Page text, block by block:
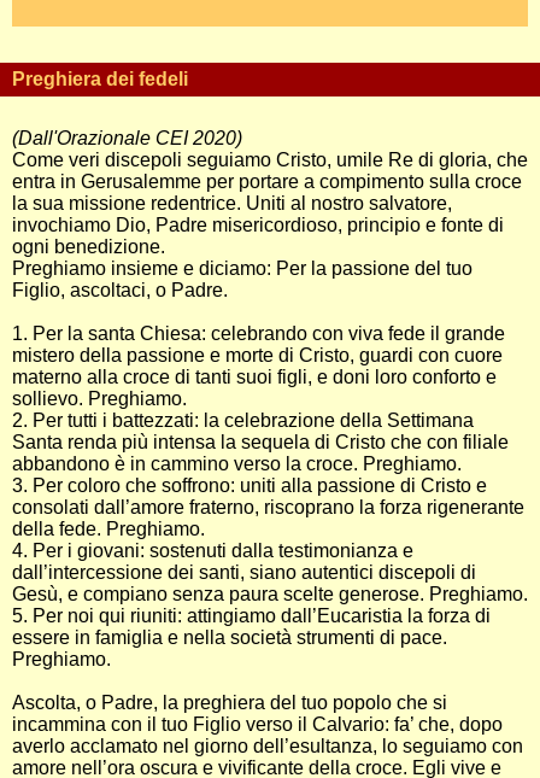
Preghiera dei fedeli
(Dall'Orazionale CEI 2020)
Come veri discepoli seguiamo Cristo, umile Re di gloria, che
entra in Gerusalemme per portare a compimento sulla croce
la sua missione redentrice. Uniti al nostro salvatore,
invochiamo Dio, Padre misericordioso, principio e fonte di
ogni benedizione.
Preghiamo insieme e diciamo: Per la passione del tuo
Figlio, ascoltaci, o Padre.
1. Per la santa Chiesa: celebrando con viva fede il grande
mistero della passione e morte di Cristo, guardi con cuore
materno alla croce di tanti suoi figli, e doni loro conforto e
sollievo. Preghiamo.
2. Per tutti i battezzati: la celebrazione della Settimana
Santa renda più intensa la sequela di Cristo che con filiale
abbandono è in cammino verso la croce. Preghiamo.
3. Per coloro che soffrono: uniti alla passione di Cristo e
consolati dall’amore fraterno, riscoprano la forza rigenerante
della fede. Preghiamo.
4. Per i giovani: sostenuti dalla testimonianza e
dall’intercessione dei santi, siano autentici discepoli di
Gesù, e compiano senza paura scelte generose. Preghiamo.
5. Per noi qui riuniti: attingiamo dall’Eucaristia la forza di
essere in famiglia e nella società strumenti di pace.
Preghiamo.
Ascolta, o Padre, la preghiera del tuo popolo che si
incammina con il tuo Figlio verso il Calvario: fa’ che, dopo
averlo acclamato nel giorno dell’esultanza, lo seguiamo con
amore nell’ora oscura e vivificante della croce. Egli vive e